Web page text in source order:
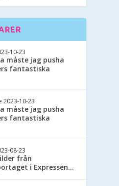
10-23
måste jag pusha
fantastiska
2023-10-23
måste jag pusha
fantastiska
08-23
från
i Expressen…